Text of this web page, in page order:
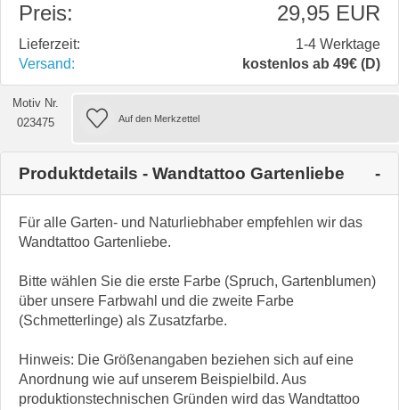
Preis: 29,95 EUR
Lieferzeit:
1-4 Werktage
Versand:
kostenlos ab 49€ (D)
Motiv Nr.
023475
Produktdetails - Wandtattoo Gartenliebe
Für alle Garten- und Naturliebhaber empfehlen wir das
Wandtattoo Gartenliebe.
Bitte wählen Sie die erste Farbe (Spruch, Gartenblumen)
über unsere Farbwahl und die zweite Farbe
(Schmetterlinge) als Zusatzfarbe.
Hinweis: Die Größenangaben beziehen sich auf eine
Anordnung wie auf unserem Beispielbild. Aus
produktionstechnischen Gründen wird das Wandtattoo